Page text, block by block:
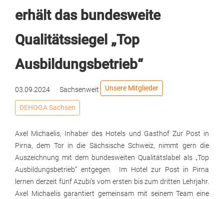
erhält das bundesweite
Qualitätssiegel „Top
Ausbildungsbetrieb“
03.09.2024 Sachsenweit Unsere Mitglieder
DEHOGA Sachsen
Axel Michaelis, Inhaber des Hotels und Gasthof Zur Post in
Pirna, dem Tor in die Sächsische Schweiz, nimmt gern die
Auszeichnung mit dem bundesweiten Qualitätslabel als „Top
Ausbildungsbetrieb“ entgegen. Im Hotel zur Post in Pirna
lernen derzeit fünf Azubi’s vom ersten bis zum dritten Lehrjahr.
Axel Michaelis garantiert gemeinsam mit seinem Team eine